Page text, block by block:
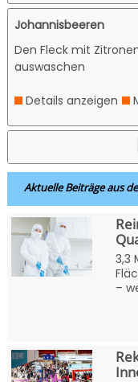
Johannisbeeren
Den Fleck mit
auswaschen
Details anzeigen
Aktuelle Beiträge aus
3,3
–